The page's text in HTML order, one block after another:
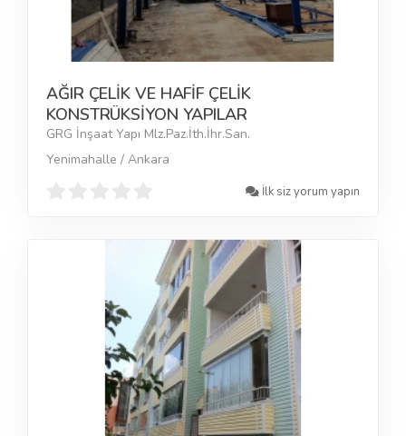
AĞIR ÇELİK VE HAFİF ÇELİK
KONSTRÜKSİYON YAPILAR
GRG İnşaat Yapı Mlz.Paz.İth.İhr.San.
Yenimahalle / Ankara
İlk siz yorum yapın